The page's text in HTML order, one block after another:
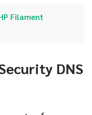
Filament
DNS